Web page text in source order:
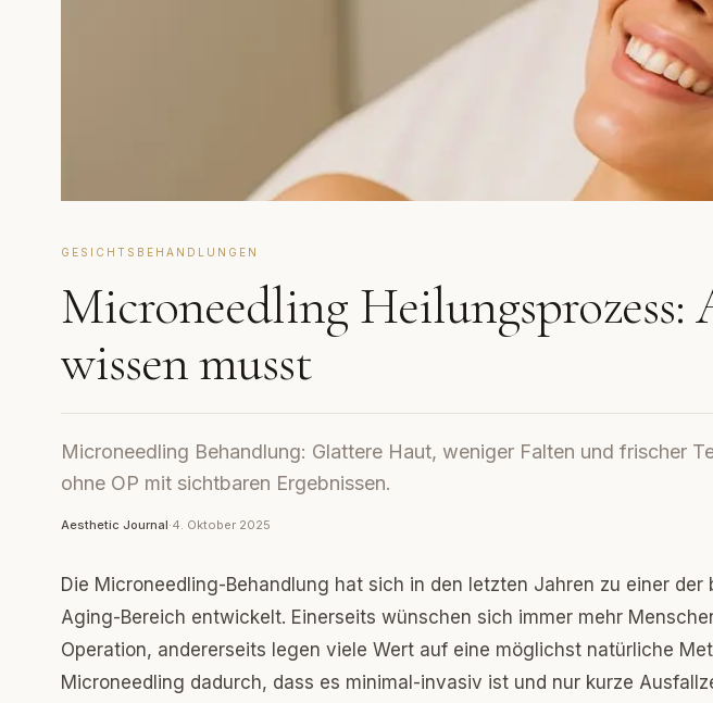
GESICHTSBEHANDLUNGEN
Microneedling Heilungsprozess:
wissen musst
Microneedling Behandlung: Glattere Haut, weniger Falten und frischer
ohne OP mit sichtbaren Ergebnissen.
Aesthetic Journal·4. Oktober 2025
Die Microneedling-Behandlung hat sich in den letzten Jahren zu einer
Aging-Bereich entwickelt. Einerseits wünschen sich immer mehr
Operation, andererseits legen viele Wert auf eine möglichst natürliche
Microneedling dadurch, dass es minimal-invasiv ist und nur kurze